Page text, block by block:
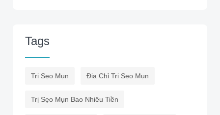
Tags
Trị Sẹo Mụn Địa Chỉ Trị Sẹo Mụn
Trị Sẹo Mụn Bao Nhiêu Tiền